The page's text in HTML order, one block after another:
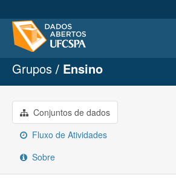
Conjuntos de dados
Organizações
Grupos
Sobre
Grupos Ensino
Conjuntos de dados
Fluxo de Atividades
Sobre